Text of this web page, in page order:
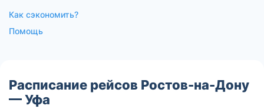
Как сэкономить?
Помощь
Расписание рейсов Ростов-на-Дону
— Уфа